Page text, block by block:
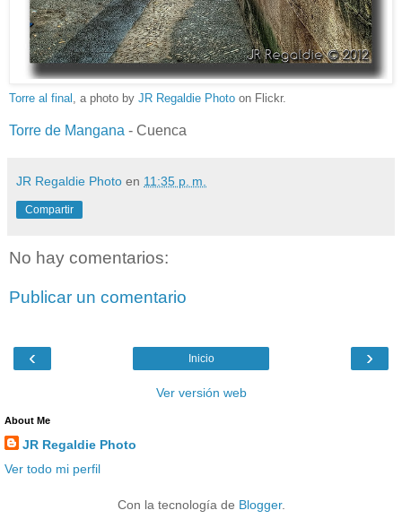
Torre al final , a photo by JR Regaldie Photo on Flickr.
Torre de Mangana - Cuenca
JR Regaldie Photo en 11:35 p. m.
Compartir
No hay comentarios:
Publicar un comentario
‹ ›
Inicio
Ver versión web
About Me
JR Regaldie Photo
Ver todo mi perfil
Con la tecnología de Blogger.